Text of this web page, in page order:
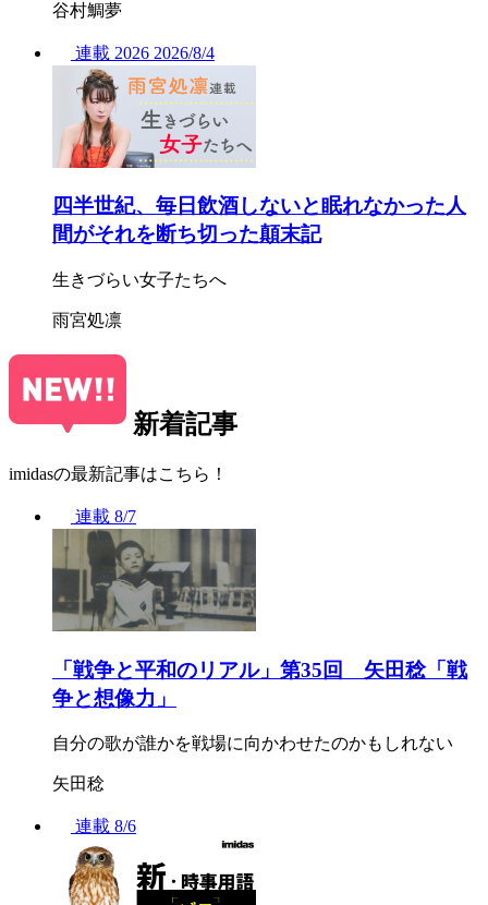
谷村鯛夢
連載 2026 2026/8/4
四半世紀、毎日飲酒しないと眠れなかった人
間がそれを断ち切った顛末記
生きづらい女子たちへ
雨宮処凛
新着記事
imidasの最新記事はこちら！
連載 8/7
「戦争と平和のリアル」第35回 矢田稔「戦
争と想像力」
自分の歌が誰かを戦場に向かわせたのかもしれない
矢田稔
連載 8/6